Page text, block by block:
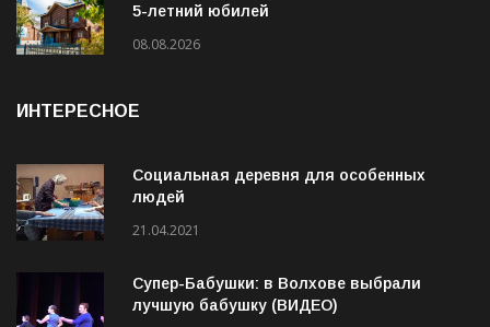
5-летний юбилей
08.08.2026
ИНТЕРЕСНОЕ
Социальная деревня для особенных
людей
21.04.2021
Супер-Бабушки: в Волхове выбрали
лучшую бабушку (ВИДЕО)